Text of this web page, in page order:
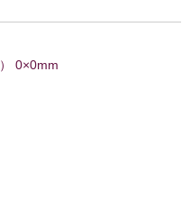
） 0×0mm